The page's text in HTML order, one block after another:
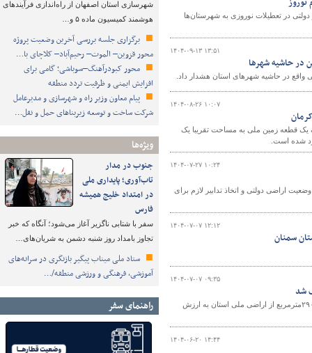
شهرسازی استان اصفهان از راه‌اندازی فرآیندهای
هوشمند کمیسیون ماده ۵ و…
برگزاری جلسه بررسی آخرین وضعیت پروژه
محور قزوین– الموت– رحیم‌آباد– کلاچای با…
محور کبودرآهنگ–سوباشی؛ گامی برای
افزایش ایمنی و ظرفیت تردد منطقه
پیام معاون وزیر راه و شهرسازی و مدیرعامل
شرکت ساخت و توسعه زیربناهای حمل و نقل…
ویژه‌ها
جنوب در مدار
تاب‌آوری؛ پایداری ملی
در امتداد خلیج همیشه
فارس
سفر با شتابی ناگزیر آغاز می‌شود؛ آنگاه که خبر
تجاوز بامداد روز شنبه دشمن به شریان‌های…
ستاد ملی میناب پیگیر بازنگری در سرانه‌های
آموزشی، فرهنگی و ورزشی منطقه/…
راهنمای سفر
در تعطیلات نوروزی به شهرستان‌ها
۱۴۰۴-۰۹-۱۳ ۱۳:۵۱
در حاشیه شهرها
در حاشیه شهرهای استان هشدار داد.
۱۴۰۴-۰۸-۲۶ ۱۰:۰۷
قطعه زمین ملی به مساحت تقریبا یک
۱۴۰۴-۰۷-۲۷ ۱۰:۲۴
اراضی دولتی و اتخاذ تدابیر لازم برای
۱۴۰۴-۰۷-۰۷ ۱۲:۱۲
سمنان
۱۴۰۴-۰۷-۰۷ ۰۹:۳۵
معاون املاک و حقوقی اداره کل راه و شهرسازی استان فارس از رفع تصرف ۱۲۱ هزار و ۲۹۰مترمربع از اراضی ملی استان به ارزش
۱۴۰۴-۰۶-۲۰ ۱۴:۴۴